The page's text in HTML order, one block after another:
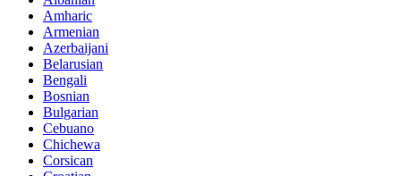
Amharic
Armenian
Azerbaijani
Belarusian
Bengali
Bosnian
Bulgarian
Cebuano
Chichewa
Corsican